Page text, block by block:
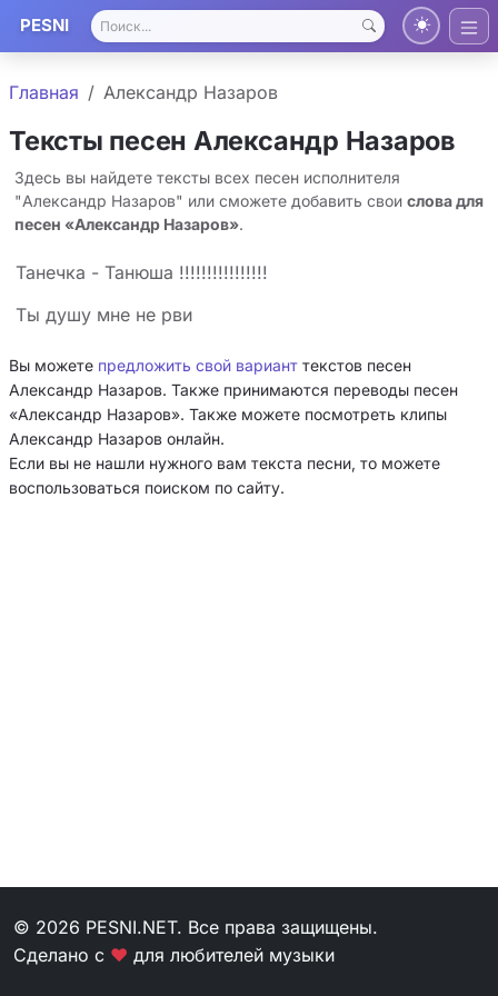
PESNI
Главная Александр Назаров
Тексты песен Александр Назаров
Здесь вы найдете тексты всех песен исполнителя
"Александр Назаров" или сможете добавить свои слова для
песен «Александр Назаров».
Танечка - Танюша !!!!!!!!!!!!!!!!
Ты душу мне не рви
Вы можете предложить свой вариант текстов песен
Александр Назаров. Также принимаются переводы песен
«Александр Назаров». Также можете посмотреть клипы
Александр Назаров онлайн.
Если вы не нашли нужного вам текста песни, то можете
воспользоваться поиском по сайту.
© 2026 PESNI.NET. Все права защищены.
Сделано с ❤ для любителей музыки